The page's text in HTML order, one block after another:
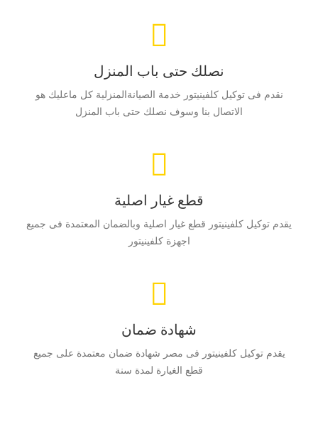
نصلك حتى باب المنزل
نقدم فى توكيل كلفينيتور خدمة الصيانةالمنزلية كل ماعليك هو
الاتصال بنا وسوف نصلك حتى باب المنزل
قطع غيار اصلية
يقدم توكيل كلفينيتور قطع غيار اصلية وبالضمان المعتمدة فى جميع
اجهزة كلفينيتور
شهادة ضمان
يقدم توكيل كلفينيتور فى مصر شهادة ضمان معتمدة على جميع
قطع الغيارة لمدة سنة